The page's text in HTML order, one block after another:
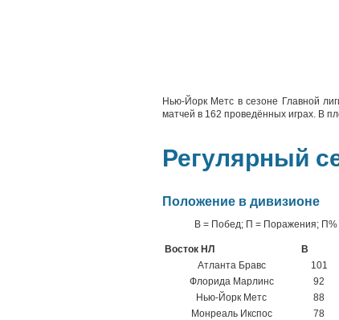
Нью-Йорк Метс в сезоне Главной
матчей в 162 проведённых играх. В
Регулярный
Положение в дивизионе
В = Побед; П = Поражения;
Восток НЛ В
Атланта Бравс
101
Флорида Марлинс
92
Нью-Йорк Метс
88
Монреаль Икспос
78